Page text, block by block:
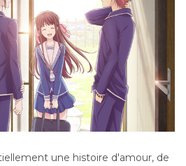
une histoire d'amour, de